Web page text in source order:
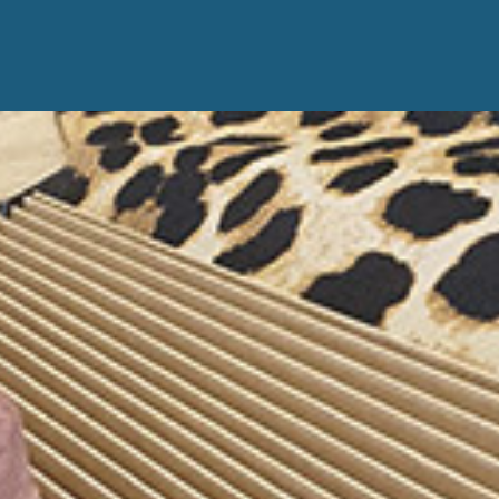
Siamo